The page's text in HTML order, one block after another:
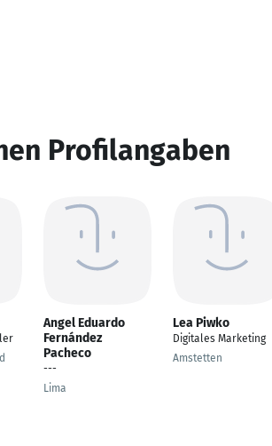
Profilangaben
Angel Eduardo
Fernández
Pacheco
---
Lima
Lea Piwko
Digitales Marketing
Amstetten